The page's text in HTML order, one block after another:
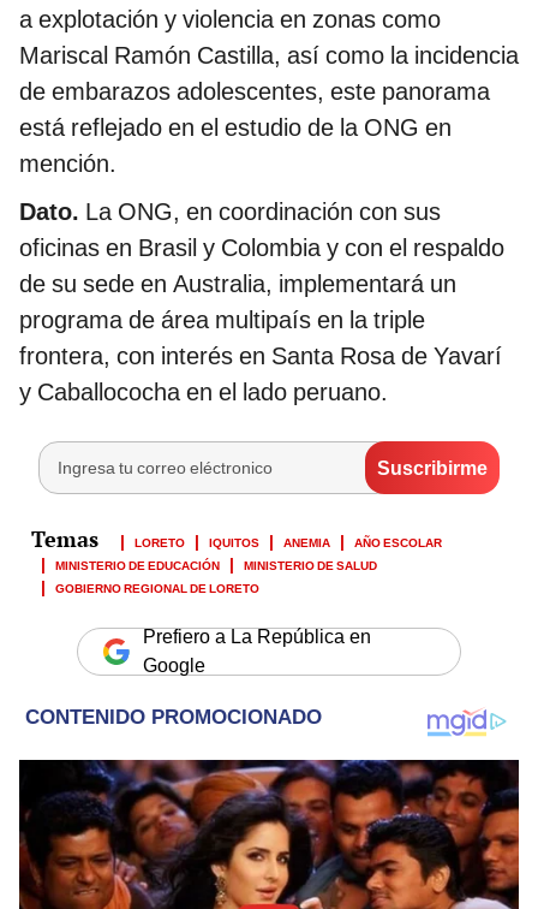
a explotación y violencia en zonas como
Mariscal Ramón Castilla, así como la incidencia
de embarazos adolescentes, este panorama
está reflejado en el estudio de la ONG en
mención.
Dato. La ONG, en coordinación con sus
oficinas en Brasil y Colombia y con el respaldo
de su sede en Australia, implementará un
programa de área multipaís en la triple
frontera, con interés en Santa Rosa de Yavarí
y Caballococha en el lado peruano.
LORETO IQUITOS ANEMIA
AÑO ESCOLAR
MINISTERIO DE EDUCACIÓN
MINISTERIO DE SALUD
GOBIERNO REGIONAL DE LORETO
Prefiero a La República en
Google